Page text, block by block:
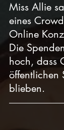
Miss Allie
eines
Online
Die
hoch, dass
öffentlichen
blieben.